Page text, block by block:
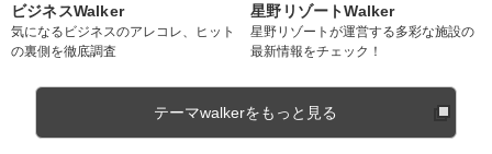
ビジネスWalker
気になるビジネスのアレコレ、ヒット
の裏側を徹底調査
星野リゾートWalker
星野リゾートが運営する多彩な施設の
最新情報をチェック！
テーマwalkerをもっと見る